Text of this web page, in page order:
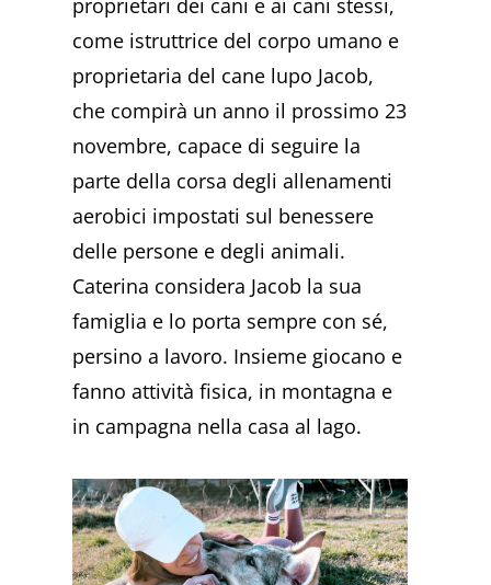
proprietari dei cani e ai cani stessi,
come istruttrice del corpo umano e
proprietaria del cane lupo Jacob,
che compirà un anno il prossimo 23
novembre, capace di seguire la
parte della corsa degli allenamenti
aerobici impostati sul benessere
delle persone e degli animali.
Caterina considera Jacob la sua
famiglia e lo porta sempre con sé,
persino a lavoro. Insieme giocano e
fanno attività fisica, in montagna e
in campagna nella casa al lago.